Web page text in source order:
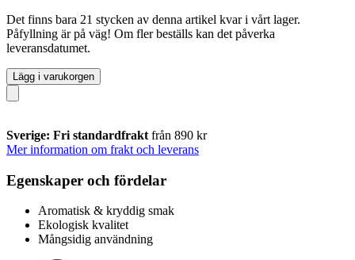
Det finns bara 21 stycken av denna artikel kvar i vårt lager.
Påfyllning är på väg! Om fler beställs kan det påverka
leveransdatumet.
Lägg i varukorgen
Sverige: Fri standardfrakt från 890 kr
Mer information om frakt och leverans
Egenskaper och fördelar
Aromatisk & kryddig smak
Ekologisk kvalitet
Mångsidig användning